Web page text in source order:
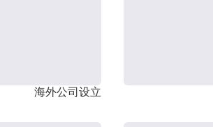
海外公司设立